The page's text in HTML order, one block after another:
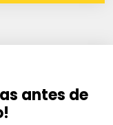
antes de